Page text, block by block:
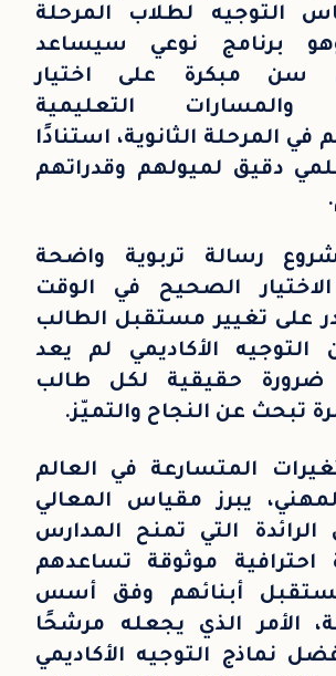
التوجيه لطلاب المرحلة
وهو برنامج نوعي سيساعد
سن مبكرة على اختيار
والمسارات التعليمية
في المرحلة الثانوية، استنادًا
دقيق لميولهم وقدراتهم
رسالة تربوية واضحة
الصحيح في الوقت
على تغيير مستقبل الطالب
التوجيه الأكاديمي لم يعد
ضرورة حقيقية لكل طالب
تبحث عن النجاح والتميّز.
المتسارعة في العالم
يبرز مقياس المعالي
الرائدة التي تمنح المدارس
احترافية موثوقة تساعدهم
أبنائهم وفق أسس
الأمر الذي يجعله مرشحًا
نماذج التوجيه الأكاديمي